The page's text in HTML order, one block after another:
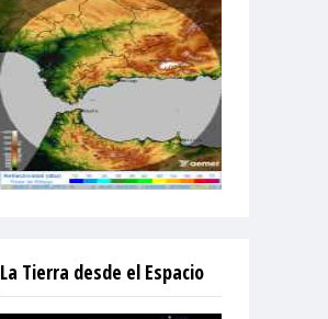
La Tierra desde el Espacio